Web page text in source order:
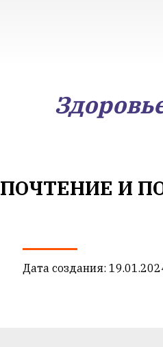
ПОЧТЕНИЕ И
Дата создания: